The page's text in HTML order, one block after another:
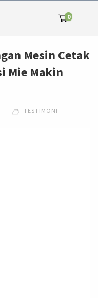
0
Mesin Cetak
Mie Makin
TESTIMONI